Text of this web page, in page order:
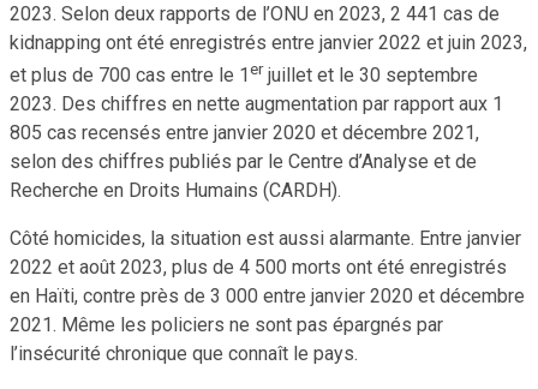
2023. Selon deux rapports de l’ONU en 2023, 2 441 cas de
kidnapping ont été enregistrés entre janvier 2022 et juin 2023,
et plus de 700 cas entre le 1 er juillet et le 30 septembre
2023. Des chiffres en nette augmentation par rapport aux 1
805 cas recensés entre janvier 2020 et décembre 2021,
selon des chiffres publiés par le Centre d’Analyse et de
Recherche en Droits Humains (CARDH).
Côté homicides, la situation est aussi alarmante. Entre janvier
2022 et août 2023, plus de 4 500 morts ont été enregistrés
en Haïti, contre près de 3 000 entre janvier 2020 et décembre
2021. Même les policiers ne sont pas épargnés par
l’insécurité chronique que connaît le pays.